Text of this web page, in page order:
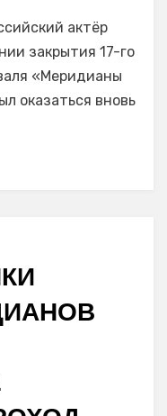
Галыгин
о
Владивостоке:
рад
актёр
закрытия 17-го
«Меридианы
оказаться вновь